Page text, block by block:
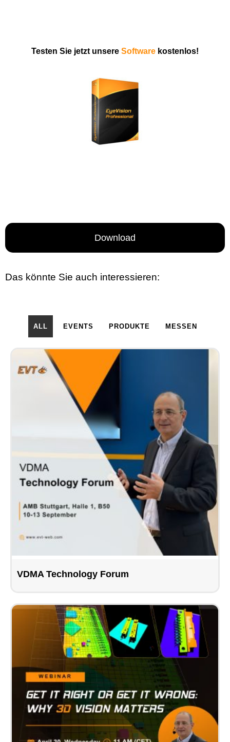
Testen Sie jetzt unsere Software kostenlos!
Download
Das könnte Sie auch interessieren:
ALL EVENTS PRODUKTE MESSEN
VDMA Technology Forum